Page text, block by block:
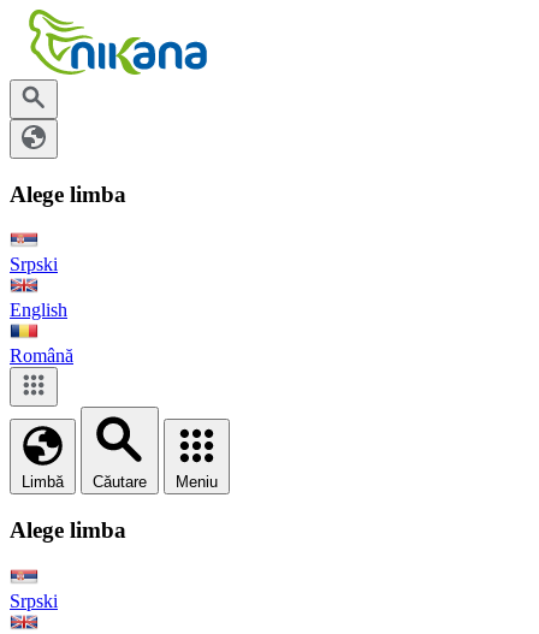
Alege limba
Srpski
English
Română
Limbă Căutare Meniu
Alege limba
Srpski